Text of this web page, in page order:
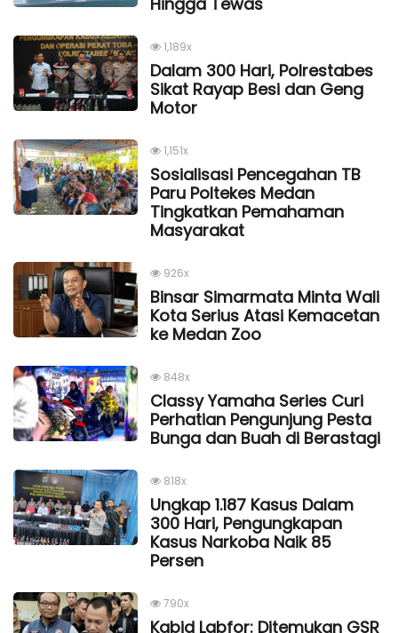
1,189x
Dalam 300 Hari, Polrestabes
Sikat Rayap Besi dan Geng
Motor
1,151x
Sosialisasi Pencegahan TB
Paru Poltekes Medan
Tingkatkan Pemahaman
Masyarakat
926x
Binsar Simarmata Minta Wali
Kota Serius Atasi Kemacetan
ke Medan Zoo
848x
Classy Yamaha Series Curi
Perhatian Pengunjung Pesta
Bunga dan Buah di Berastagi
818x
Ungkap 1.187 Kasus Dalam
300 Hari, Pengungkapan
Kasus Narkoba Naik 85
Persen
790x
Kabid Labfor: Ditemukan GSR